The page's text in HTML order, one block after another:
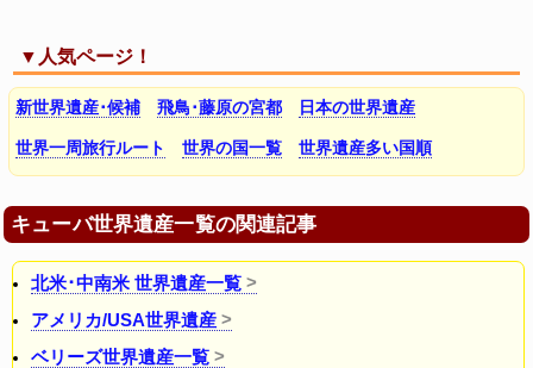
▼人気ページ！
新世界遺産･候補 飛鳥･藤原の宮都 日本の世界遺産
世界一周旅行ルート 世界の国一覧 世界遺産多い国順
キューバ世界遺産一覧の関連記事
北米･中南米 世界遺産一覧
アメリカ/USA世界遺産
ベリーズ世界遺産一覧